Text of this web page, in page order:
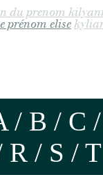
du prenom
prénom elise
/ B / C
R / S / T